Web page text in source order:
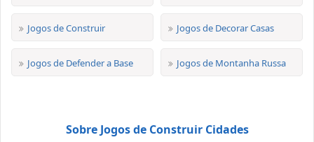
Jogos de Construir Jogos de Decorar Casas
Jogos de Defender a Base Jogos de Montanha Russa
Sobre Jogos de Construir Cidades